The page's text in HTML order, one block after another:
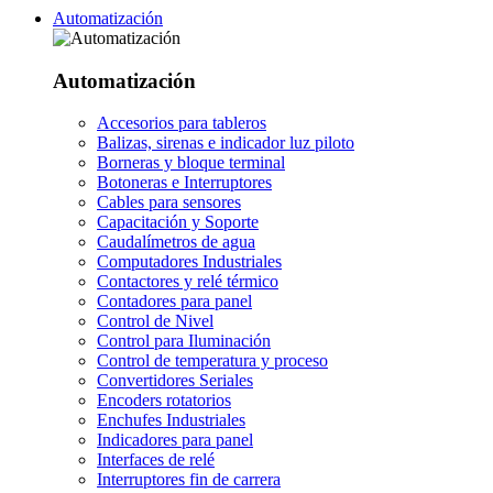
Automatización
Automatización
Accesorios para tableros
Balizas, sirenas e indicador luz piloto
Borneras y bloque terminal
Botoneras e Interruptores
Cables para sensores
Capacitación y Soporte
Caudalímetros de agua
Computadores Industriales
Contactores y relé térmico
Contadores para panel
Control de Nivel
Control para Iluminación
Control de temperatura y proceso
Convertidores Seriales
Encoders rotatorios
Enchufes Industriales
Indicadores para panel
Interfaces de relé
Interruptores fin de carrera